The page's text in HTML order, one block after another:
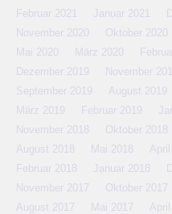
Februar 2021
Januar 2021
November 2020
Oktober 2020
Mai 2020
März 2020
Dezember 2019
November
September 2019
August 2019
März 2019
Februar 2019
November 2018
Oktober 2018
August 2018
Mai 2018
Februar 2018
Januar 2018
November 2017
Oktober 2017
August 2017
Mai 2017